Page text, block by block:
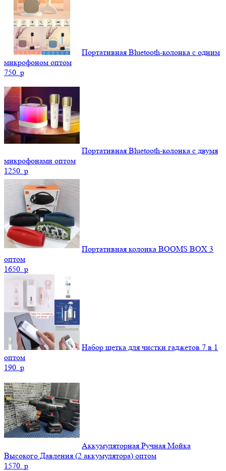
Портативная Bluetooth-колонка c одним
микрофоном оптом
750. p
Портативная Bluetooth-колонка c двумя
микрофонами оптом
1250. p
Портативная колонка BOOMS BOX 3
оптом
1650. p
Набор щетка для чистки гаджетов 7 в 1
оптом
190. p
Аккумуляторная Ручная Мойка
Высокого Давления (2 аккумулятора) оптом
1570. p